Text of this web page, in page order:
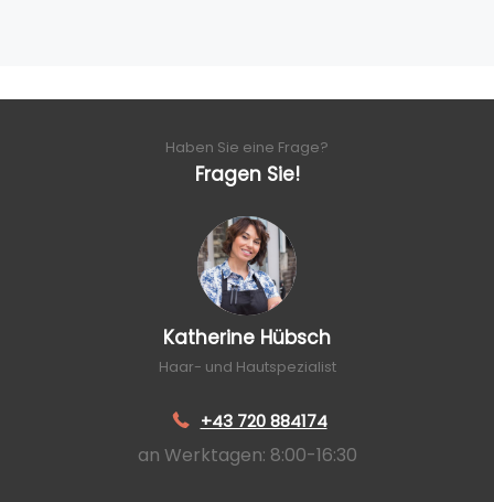
Haben Sie eine Frage?
Fragen Sie!
Katherine Hübsch
Haar- und Hautspezialist
+43 720 884174
an Werktagen: 8:00-16:30